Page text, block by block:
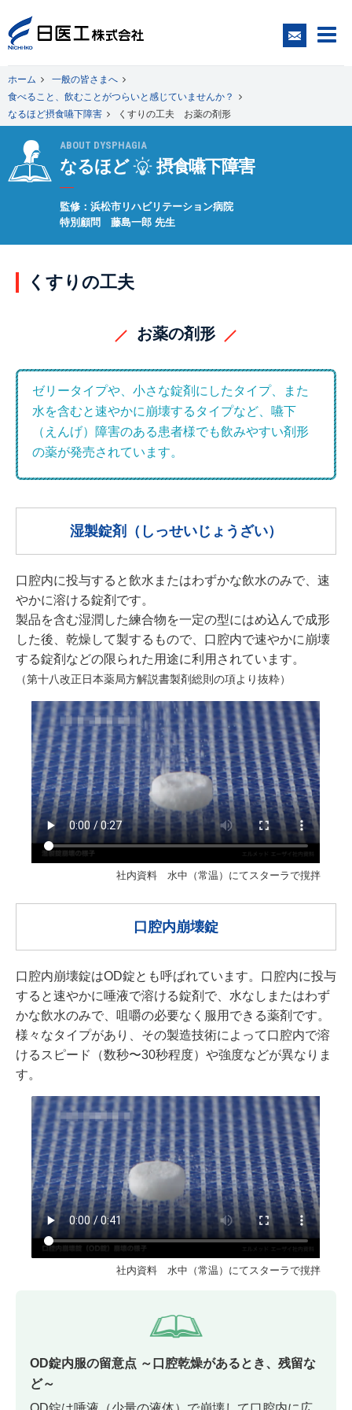
一般の皆さまへ
医療関係者の皆さまへ
日医工について
Japanese English
ホーム
一般の皆さまへ
食べること、飲むことがつらいと感じていませんか？
なるほど摂食嚥下障害
くすりの工夫 お薬の剤形
ABOUT DYSPHAGIA
なるほど 摂食嚥下障害
監修：浜松市リハビリテーション病院
特別顧問 藤島一郎 先生
くすりの工夫
お薬の剤形
ゼリータイプや、小さな錠剤にしたタイプ、また
水を含むと速やかに崩壊するタイプなど、嚥下
（えんげ）障害のある患者様でも飲みやすい剤形
の薬が発売されています。
湿製錠剤（しっせいじょうざい）
口腔内に投与すると飲水またはわずかな飲水のみで、速
やかに溶ける錠剤です。
製品を含む湿潤した練合物を一定の型にはめ込んで成形
した後、乾燥して製するもので、口腔内で速やかに崩壊
する錠剤などの限られた用途に利用されています。
（第十八改正日本薬局方解説書製剤総則の項より抜粋）
社内資料 水中（常温）にてスターラで撹拌
口腔内崩壊錠
口腔内崩壊錠はOD錠とも呼ばれています。口腔内に投与
すると速やかに唾液で溶ける錠剤で、水なしまたはわず
かな飲水のみで、咀嚼の必要なく服用できる薬剤です。
様々なタイプがあり、その製造技術によって口腔内で溶
けるスピード（数秒〜30秒程度）や強度などが異なりま
す。
社内資料 水中（常温）にてスターラで撹拌
OD錠内服の留意点 ～口腔乾燥があるとき、残留な
ど～